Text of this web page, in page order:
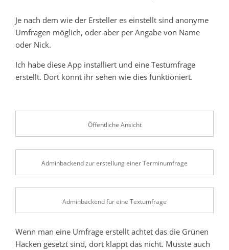
Je nach dem wie der Ersteller es einstellt sind anonyme
Umfragen möglich, oder aber per Angabe von Name
oder Nick.
Ich habe diese App installiert und eine Testumfrage
erstellt. Dort könnt ihr sehen wie dies funktioniert.
Öffentliche Ansicht
Adminbackend zur erstellung einer Terminumfrage
Adminbackend für eine Textumfrage
Wenn man eine Umfrage erstellt achtet das die Grünen
Häcken gesetzt sind, dort klappt das nicht. Musste auch